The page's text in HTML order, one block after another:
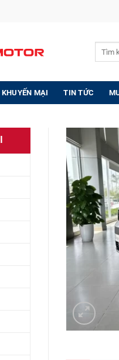
KHUYẾN MẠI TIN TỨC